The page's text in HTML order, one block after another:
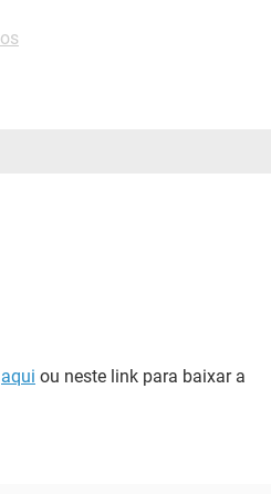
aqui ou neste link para baixar a